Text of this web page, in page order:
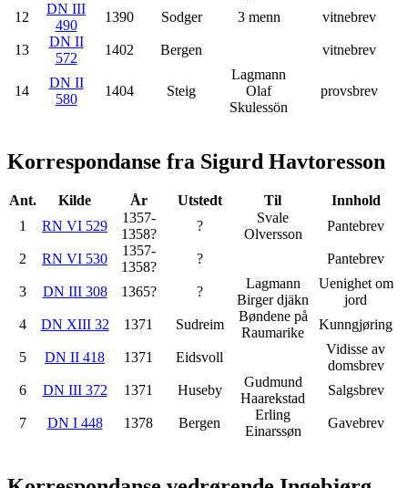
12
DN III
490
1390 Sodger 3 menn vitnebrev
13
DN II
572
1402 Bergen vitnebrev
14
DN II
580
1404 Steig
Lagmann
Olaf
Skulessön
provsbrev
Korrespondanse fra Sigurd Havtoresson
Ant. Kilde År Utstedt Til
Innhold
1
RN VI 529
1357-
1358?
?
Svale
Olversson
Pantebrev
2 RN VI 530
1357-
1358?
? Pantebrev
3 DN III 308 1365? ?
Lagmann
Birger djäkn
Uenighet om
jord
4
DN XIII 32 1371 Sudreim
Bøndene på
Raumarike
Kunngjøring
5 DN II 418 1371 Eidsvoll
Vidisse av
domsbrev
6
DN III 372 1371 Huseby
Gudmund
Haarekstad
Salgsbrev
7 DN I 448 1378 Bergen
Erling
Einarssøn
Gavebrev